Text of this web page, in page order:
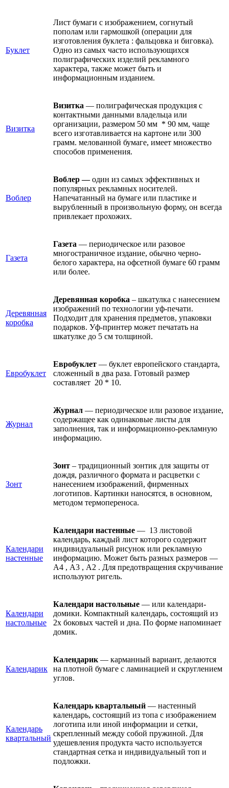
Буклет
Лист бумаги с изображением, согнутый
пополам или гармошкой (операции для
изготовления буклета : фальцовка и биговка).
Одно из самых часто использующихся
полиграфических изделий рекламного
характера, также может быть и
информационным изданием.
Визитка
Визитка — полиграфическая продукция с
контактными данными владельца или
организации, размером 50 мм * 90 мм, чаще
всего изготавливается на картоне или 300
грамм. мелованной бумаге, имеет множество
способов применения.
Воблер
Воблер —один из самых эффективных и
популярных рекламных носителей.
Напечатанный на бумаге или пластике и
вырубленный в произвольную форму, он всегда
привлекает прохожих.
Газета
Газета — периодическое или разовое
многостраничное издание, обычно черно-
белого характера, на офсетной бумаге 60 грамм
или более.
Деревянная
коробка
Деревянная коробка – шкатулка с нанесением
изображений по технологии уф-печати.
Подходит для хранения предметов, упаковки
подарков. Уф-принтер может печатать на
шкатулке до 5 см толщиной.
Евробуклет
Евробуклет — буклет европейского стандарта,
сложенный в два раза. Готовый размер
составляет 20 * 10.
Журнал
Журнал — периодическое или разовое издание,
содержащее как одинаковые листы для
заполнения, так и информационно-рекламную
информацию.
Зонт
Зонт – традиционный зонтик для защиты от
дождя, различного формата и расцветки с
нанесением изображений, фирменных
логотипов. Картинки наносятся, в основном,
методом термопереноса.
Календари
настенные
Календари настенные — 13 листовой
календарь, каждый лист которого содержит
индивидуальный рисунок или рекламную
информацию. Может быть разных размеров —
А4 , А3 , А2 . Для предотвращения скручивание
используют ригель.
Календари
настольные
Календари настольные — или календари-
домики. Компактный календарь, состоящий из
2х боковых частей и дна. По форме напоминает
домик.
Календарик
Календарик — карманный вариант, делаются
на плотной бумаге с ламинацией и скруглением
углов.
Календарь
квартальный
Календарь квартальный — настенный
календарь, состоящий из топа с изображением
логотипа или иной информации и сетки,
скрепленный между собой пружиной. Для
удешевления продукта часто используется
стандартная сетка и индивидуальный топ и
подложки.